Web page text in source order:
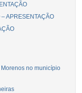
APRESENTAÇÃO
no município